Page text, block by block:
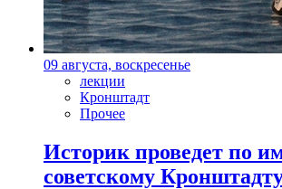
09 августа, воскресенье
лекции
Кронштадт
Прочее
Историк проведет по
советскому